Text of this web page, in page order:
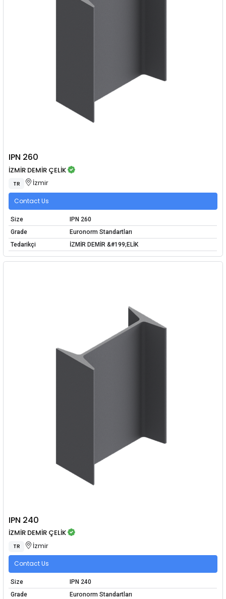
IPN 260
İZMİR DEMİR ÇELİK
TR İzmir
Contact Us
Size
IPN 260
Grade
Euronorm Standartları
Tedarikçi
İZMİR DEMİR &#199;ELİK
IPN 240
İZMİR DEMİR ÇELİK
TR İzmir
Contact Us
Size
IPN 240
Grade
Euronorm Standartları